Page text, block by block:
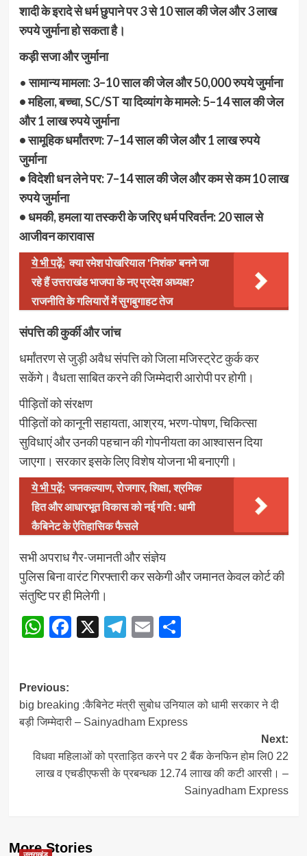
शादी के इरादे से धर्म छुपाने पर 3 से 10 साल की जेल और 3 लाख
रुपये जुर्माना हो सकता है।
कड़ी सजा और जुर्माना
•सामान्य मामला: 3–10 साल की जेल और 50,000 रुपये जुर्माना
• महिला, बच्चा, SC/ST या दिव्यांग के मामले: 5–14 साल की जेल
और 1 लाख रुपये जुर्माना
• सामूहिक धर्मांतरण: 7–14 साल की जेल और 1 लाख रुपये
जुर्माना
• विदेशी धन लेने पर: 7–14 साल की जेल और कम से कम 10 लाख
रुपये जुर्माना
• धमकी, हमला या तस्करी के जरिए धर्म परिवर्तन: 20 साल से
आजीवन कारावास
ये भी पढ़ें: क्या रमेश पोखरियाल 'निशंक' बनने जा
रहे हैं उत्तराखंड भाजपा के नए प्रदेश अध्यक्ष?
राजनीति के गलियारों में सुगबुगाहट तेज
संपत्ति की कुर्की और जांच
धर्मांतरण से जुड़ी अवैध संपत्ति को जिला मजिस्ट्रेट कुर्क कर
सकेंगे। वैधता साबित करने की जिम्मेदारी आरोपी पर होगी।
पीड़ितों को संरक्षण
पीड़ितों को कानूनी सहायता, आश्रय, भरण-पोषण, चिकित्सा
सुविधाएं और उनकी पहचान की गोपनीयता का आश्वासन दिया
जाएगा। सरकार इसके लिए विशेष योजना भी बनाएगी।
ये भी पढ़ें: जनकल्याण, रोजगार, शिक्षा, श्रमिक
हित और आधारभूत विकास को नई गति : धामी
कैबिनेट के ऐतिहासिक फैसले
सभी अपराध गैर-जमानती और संज्ञेय
पुलिस बिना वारंट गिरफ्तारी कर सकेगी और जमानत केवल कोर्ट की
संतुष्टि पर ही मिलेगी।
WhatsApp
Facebook
X Telegram
EmailShare
Post
navigation
Previous:
big breaking :कैबिनेट मंत्री सुबोध उनियाल को धामी सरकार ने दी
बड़ी जिम्मेदारी – Sainyadham Express
Next:
विधवा महिलाओं को प्रताड़ित करने पर 2 बैंक केनफिन होम लि0 22
लाख व एचडीएफसी के प्रबन्धक 12.74 लााख की कटी आरसी। –
Sainyadham Express
More Stories